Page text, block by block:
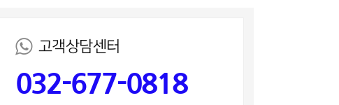
고객상담센터
032-677-0818